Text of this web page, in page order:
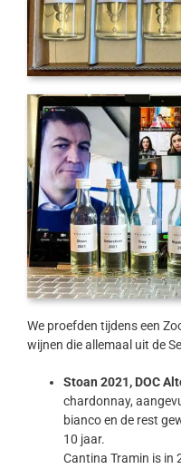
We proefden tijdens een
wijnen die allemaal uit de
Stoan 2021, DOC
chardonnay,
bianco en de rest
10 jaar.
Cantina Tramin is in